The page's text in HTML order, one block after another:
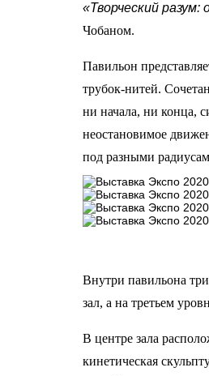
«Творческий разум:
Чобаном.
Павильон
трубок-нитей.
ни начала, ни конца,
неостановимое
под разными
Внутри павильона
зал, а на третьем
В центре зала
кинетическая